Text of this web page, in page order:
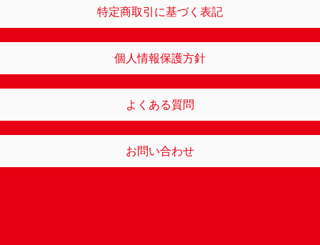
特定商取引に基づく表記
個人情報保護方針
よくある質問
お問い合わせ